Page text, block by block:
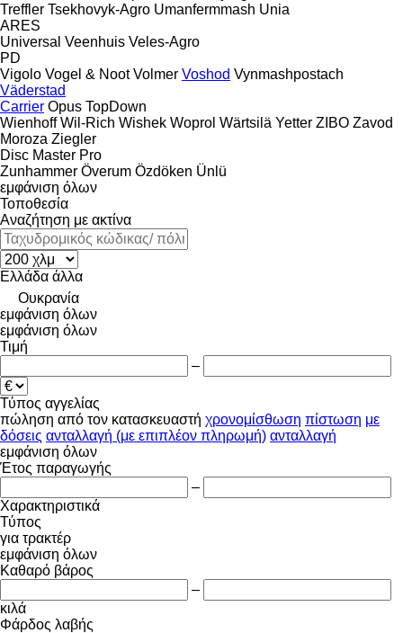
Treffler Tsekhovyk-Agro Umanfermmash Unia
ARES
Universal Veenhuis Veles-Agro
PD
Vigolo Vogel & Noot Volmer Voshod Vynmashpostach
Väderstad
Carrier Opus TopDown
Wienhoff Wil-Rich Wishek Woprol Wärtsilä Yetter ZIBO Zavod
Moroza Ziegler
Disc Master Pro
Zunhammer Överum Özdöken Ünlü
εμφάνιση όλων
Τοποθεσία
Αναζήτηση με ακτίνα
Ελλάδα άλλα
Ουκρανία
εμφάνιση όλων
εμφάνιση όλων
Τιμή
–
Τύπος αγγελίας
πώληση από τον κατασκευαστή χρονομίσθωση πίστωση με
δόσεις ανταλλαγή (με επιπλέον πληρωμή) ανταλλαγή
εμφάνιση όλων
Έτος παραγωγής
–
Χαρακτηριστικά
Τύπος
για τρακτέρ
εμφάνιση όλων
Καθαρό βάρος
–
κιλά
Φάρδος λαβής